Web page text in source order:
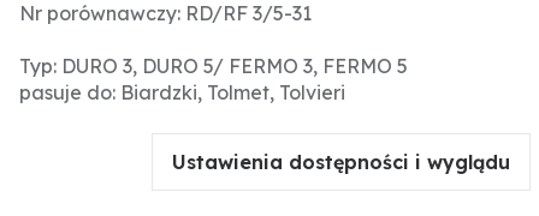
Nr porównawczy: RD/RF 3/5-31
Typ: DURO 3, DURO 5/ FERMO 3, FERMO 5
pasuje do: Biardzki, Tolmet, Tolvieri
Ustawienia dostępności i wyglądu